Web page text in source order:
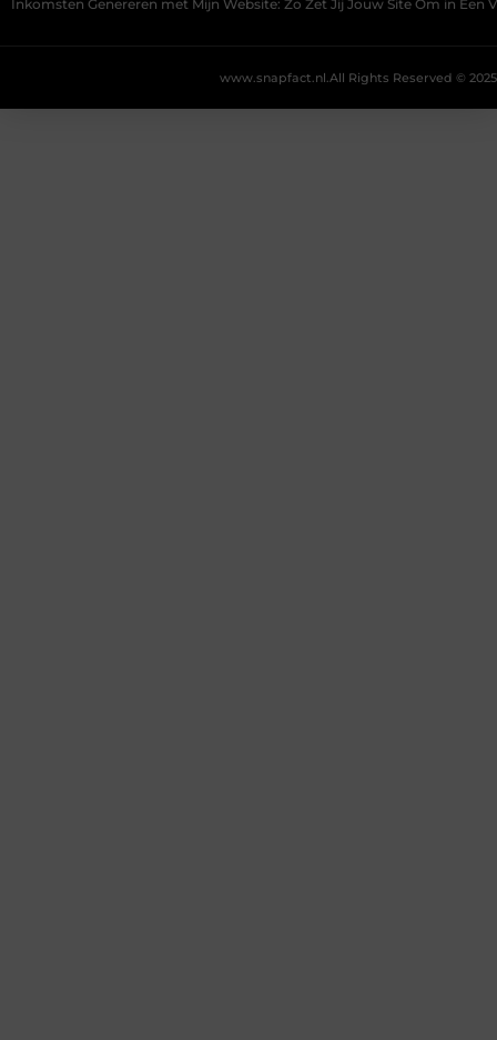
Inkomsten Genereren met Mijn Website: Zo Zet Jij Jouw Site Om in Een
All Rights Reserved © 2025
www.snapfact.nl.